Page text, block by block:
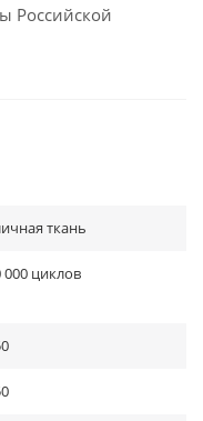
Российской
ткань
000 циклов